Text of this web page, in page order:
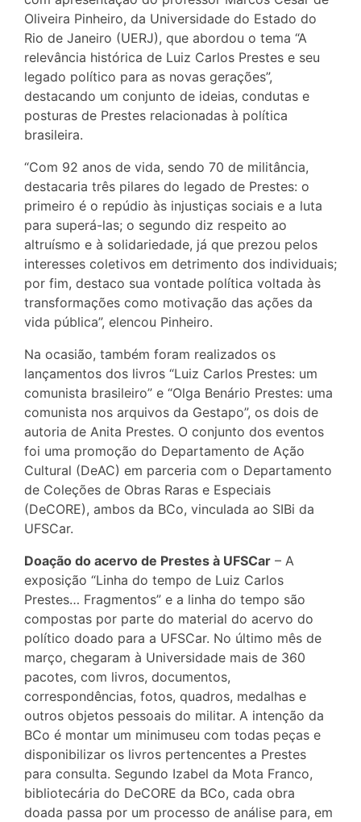
Oliveira Pinheiro, da Universidade do Estado do
Rio de Janeiro (UERJ), que abordou o tema “A
relevância histórica de Luiz Carlos Prestes e seu
legado político para as novas gerações”,
destacando um conjunto de ideias, condutas e
posturas de Prestes relacionadas à política
brasileira.
“Com 92 anos de vida, sendo 70 de militância,
destacaria três pilares do legado de Prestes: o
primeiro é o repúdio às injustiças sociais e a luta
para superá-las; o segundo diz respeito ao
altruísmo e à solidariedade, já que prezou pelos
interesses coletivos em detrimento dos individuais;
por fim, destaco sua vontade política voltada às
transformações como motivação das ações da
vida pública”, elencou Pinheiro.
Na ocasião, também foram realizados os
lançamentos dos livros “Luiz Carlos Prestes: um
comunista brasileiro” e “Olga Benário Prestes: uma
comunista nos arquivos da Gestapo”, os dois de
autoria de Anita Prestes. O conjunto dos eventos
foi uma promoção do Departamento de Ação
Cultural (DeAC) em parceria com o Departamento
de Coleções de Obras Raras e Especiais
(DeCORE), ambos da BCo, vinculada ao SIBi da
UFSCar.
Doação do acervo de Prestes à UFSCar – A
exposição “Linha do tempo de Luiz Carlos
Prestes… Fragmentos” e a linha do tempo são
compostas por parte do material do acervo do
político doado para a UFSCar. No último mês de
março, chegaram à Universidade mais de 360
pacotes, com livros, documentos,
correspondências, fotos, quadros, medalhas e
outros objetos pessoais do militar. A intenção da
BCo é montar um minimuseu com todas peças e
disponibilizar os livros pertencentes a Prestes
para consulta. Segundo Izabel da Mota Franco,
bibliotecária do DeCORE da BCo, cada obra
doada passa por um processo de análise para, em